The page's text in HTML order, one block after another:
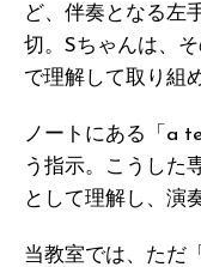
ど、伴奏となる左
切。Sちゃんは、
で理解して取り組
ノートにある「a
う指示。こうした
として理解し、演
当教室では、ただ